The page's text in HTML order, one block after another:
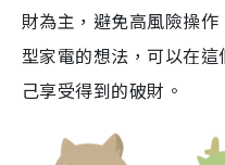
財為主，避免高風險操
型家電的想法，可以在
己享受得到的破財。